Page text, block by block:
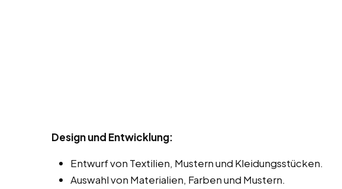
Design und Entwicklung:
Entwurf von Textilien, Mustern und Kleidungsstücken.
Auswahl von Materialien, Farben und Mustern.